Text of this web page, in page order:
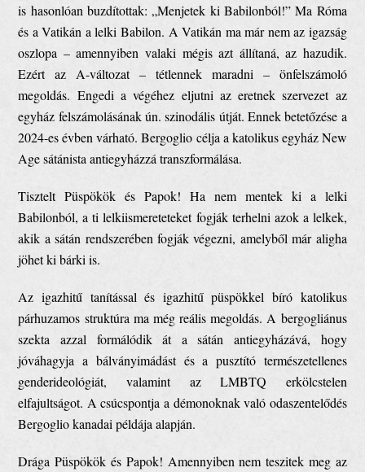
is hasonlóan buzdítottak: „Menjetek ki Babilonból!” Ma Róma
és a Vatikán a lelki Babilon. A Vatikán ma már nem az igazság
oszlopa – amennyiben valaki mégis azt állítaná, az hazudik.
Ezért az A-változat – tétlennek maradni – önfelszámoló
megoldás. Engedi a végéhez eljutni az eretnek szervezet az
egyház felszámolásának ún. szinodális útját. Ennek betetőzése a
2024-es évben várható. Bergoglio célja a katolikus egyház New
Age sátánista antiegyházzá transzformálása.
Tisztelt Püspökök és Papok! Ha nem mentek ki a lelki
Babilonból, a ti lelkiismereteteket fogják terhelni azok a lelkek,
akik a sátán rendszerében fogják végezni, amelyből már aligha
jöhet ki bárki is.
Az igazhitű tanítással és igazhitű püspökkel bíró katolikus
párhuzamos struktúra ma még reális megoldás. A bergogliánus
szekta azzal formálódik át a sátán antiegyházává, hogy
jóváhagyja a bálványimádást és a pusztító természetellenes
genderideológiát, valamint az LMBTQ erkölcstelen
elfajultságot. A csúcspontja a démonoknak való odaszentelődés
Bergoglio kanadai példája alapján.
Drága Püspökök és Papok! Amennyiben nem teszitek meg az